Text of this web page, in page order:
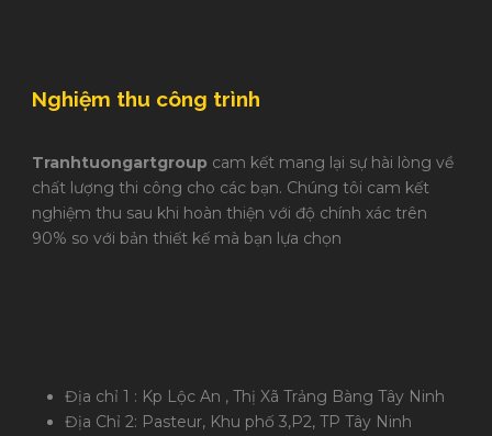
Nghiệm thu công trình
Tranhtuongartgroup cam kết mang lại sự hài lòng về
chất lượng thi công cho các bạn. Chúng tôi cam kết
nghiệm thu sau khi hoàn thiện với độ chính xác trên
90% so với bản thiết kế mà bạn lựa chọn
Địa chỉ 1 : Kp Lộc An , Thị Xã Trảng Bàng Tây Ninh
Địa Chỉ 2: Pasteur, Khu phố 3,P2, TP Tây Ninh